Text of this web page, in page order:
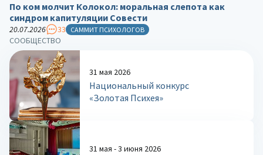
СООБЩЕСТВО
31 мая 2026
Национальный конкурс
«Золотая Психея»
31 мая - 3 июня 2026
По ком молчит Колокол: моральная слепота как
синдром капитуляции Совести
20.07.2026 33 САММИТ ПСИХОЛОГОВ